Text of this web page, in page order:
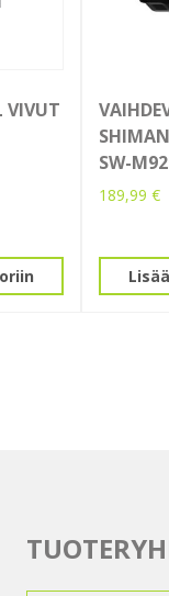
VIVUT
SW-
189,99 €